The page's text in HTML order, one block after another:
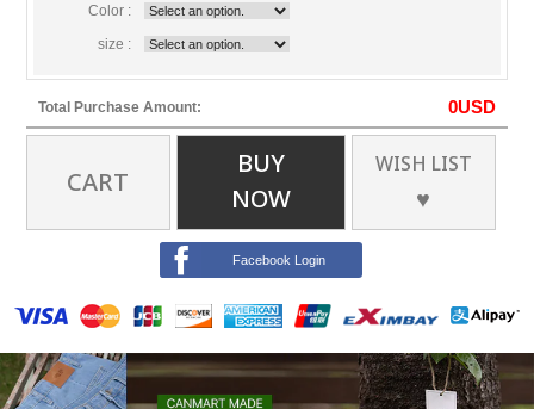
Color :
size :
Total Purchase Amount: 0USD
CART
BUY
NOW
WISH LIST
♥
Facebook Login